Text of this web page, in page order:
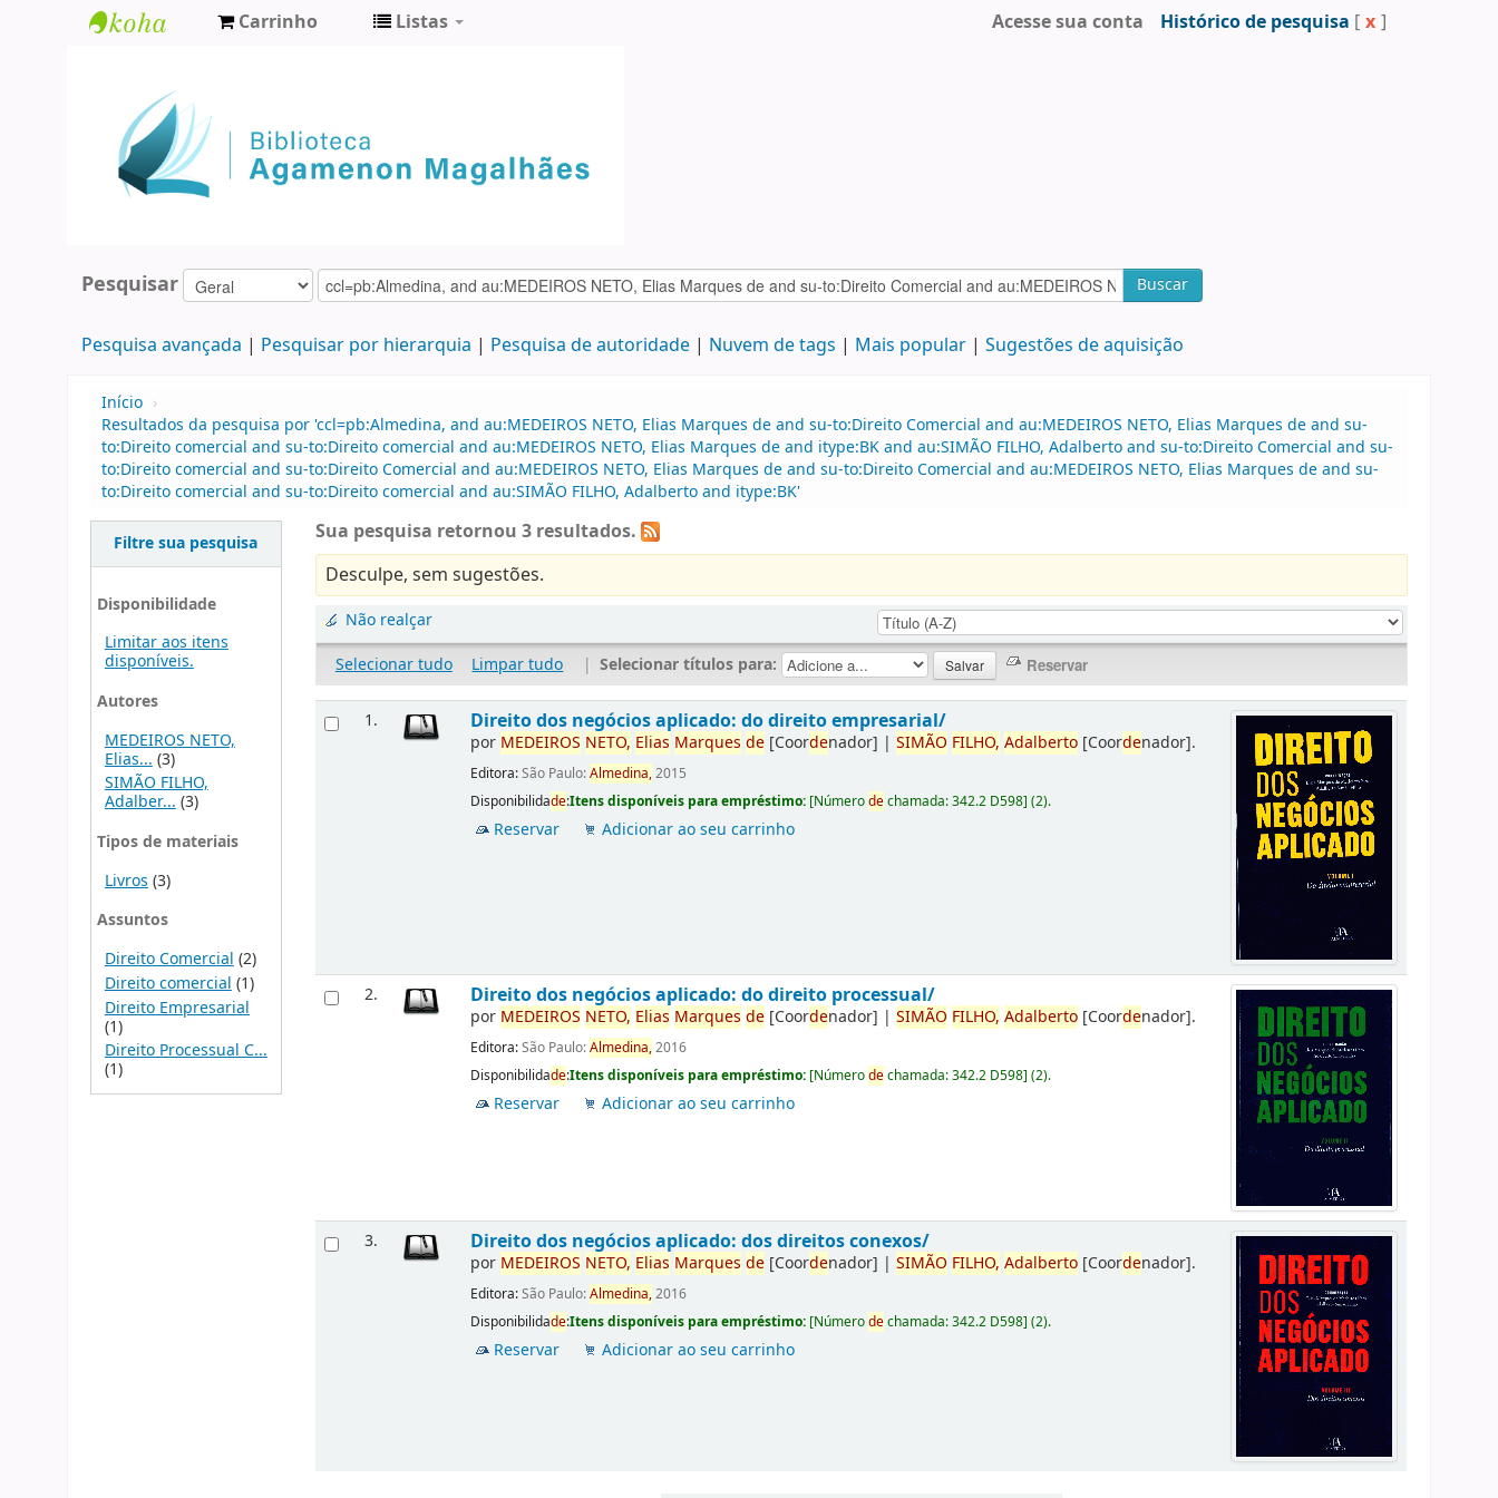
Agamenon
Magalhães
Carrinho Listas Acesse sua conta Histórico de pesquisa [ x ]
Pesquisar Buscar
Pesquisa avançada Pesquisar por hierarquia Pesquisa de autoridade Nuvem de tags Mais popular Sugestões de aquisição
Início ›
Resultados da pesquisa por 'ccl=pb:Almedina, and au:MEDEIROS NETO, Elias Marques de and su-to:Direito Comercial and au:MEDEIROS NETO, Elias Marques de and su-
to:Direito comercial and su-to:Direito comercial and au:MEDEIROS NETO, Elias Marques de and itype:BK and au:SIMÃO FILHO, Adalberto and su-to:Direito Comercial and su-
to:Direito comercial and su-to:Direito Comercial and au:MEDEIROS NETO, Elias Marques de and su-to:Direito Comercial and au:MEDEIROS NETO, Elias Marques de and su-
to:Direito comercial and su-to:Direito comercial and au:SIMÃO FILHO, Adalberto and itype:BK'
Filtre sua pesquisa
Disponibilidade
Limitar aos itens
disponíveis.
Autores
MEDEIROS NETO,
Elias... (3)
SIMÃO FILHO,
Adalber...(3)
Tipos de materiais
Livros (3)
Assuntos
Direito Comercial (2)
Direito comercial (1)
Direito Empresarial
(1)
Direito Processual C...
(1)
Sua pesquisa retornou 3 resultados.
Desculpe, sem sugestões.
Não realçar
Selecionar tudo
Limpar tudo | Selecionar títulos para:
1. Direito dos negócios aplicado: do direito empresarial/
por MEDEIROS NETO, Elias Marques de [Coordenador] |SIMÃO FILHO, Adalberto [Coordenador].
Editora:São Paulo:Almedina,2015
Disponibilidade:Itens disponíveis para empréstimo: [Númerodechamada:342.2 D598](2).
Reservar Adicionar ao seu carrinho
2. Direito dos negócios aplicado: do direito processual/
por MEDEIROS NETO, Elias Marques de [Coordenador] |SIMÃO FILHO, Adalberto [Coordenador].
Editora:São Paulo:Almedina,2016
Disponibilidade:Itens disponíveis para empréstimo: [Númerodechamada:342.2 D598](2).
Reservar Adicionar ao seu carrinho
3. Direito dos negócios aplicado: dos direitos conexos/
por MEDEIROS NETO, Elias Marques de [Coordenador] |SIMÃO FILHO, Adalberto [Coordenador].
Editora:São Paulo:Almedina,2016
Disponibilidade:Itens disponíveis para empréstimo: [Númerodechamada:342.2 D598](2).
Reservar Adicionar ao seu carrinho